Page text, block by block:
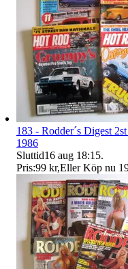
183 - Rodder´s Digest
1986
Sluttid16 aug 18:15.
Pris:99 kr,Eller Köp nu